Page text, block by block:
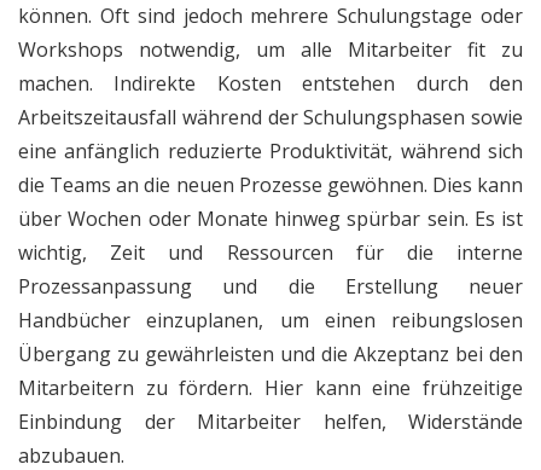
können. Oft sind jedoch mehrere Schulungstage oder
Workshops notwendig, um alle Mitarbeiter fit zu
machen. Indirekte Kosten entstehen durch den
Arbeitszeitausfall während der Schulungsphasen sowie
eine anfänglich reduzierte Produktivität, während sich
die Teams an die neuen Prozesse gewöhnen. Dies kann
über Wochen oder Monate hinweg spürbar sein. Es ist
wichtig, Zeit und Ressourcen für die interne
Prozessanpassung und die Erstellung neuer
Handbücher einzuplanen, um einen reibungslosen
Übergang zu gewährleisten und die Akzeptanz bei den
Mitarbeitern zu fördern. Hier kann eine frühzeitige
Einbindung der Mitarbeiter helfen, Widerstände
abzubauen.